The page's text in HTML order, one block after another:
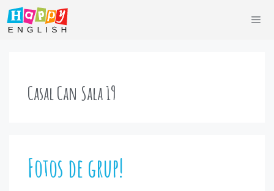
Saltar
Casal Can Sala 19
Fotos de grup!